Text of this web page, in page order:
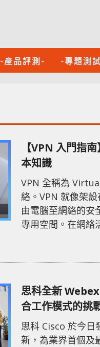
-產品評測- -專題測
【VPN 入門指
本知識
VPN 全稱為
絡。VPN 就像架
由電腦至網絡的安
專用空間。在網絡
第三方的影響，提供
開始使用 VPN，
兩台互相連接間建
思科全新
合工作模式的挑
思科 Cisco 於今日
新，為業界首個及